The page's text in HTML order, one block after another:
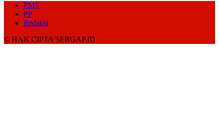
PMS
PP
Redaksi
© HAK CIPTA SERGAP.ID